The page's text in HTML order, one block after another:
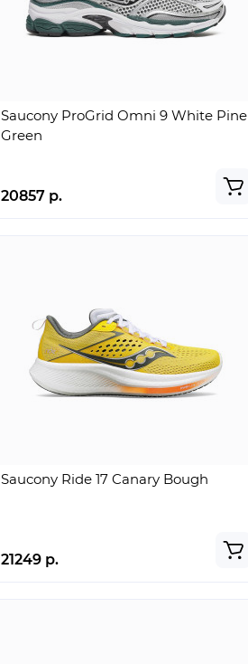
Saucony ProGrid Omni 9 White Pine
Green
20857 р.
Saucony Ride 17 Canary Bough
21249 р.